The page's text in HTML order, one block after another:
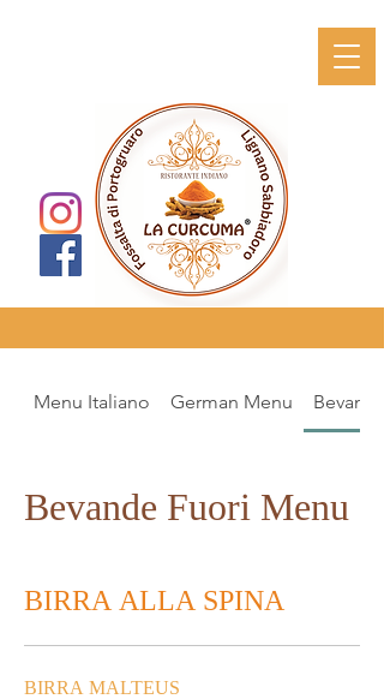
Menu Italiano German Menu
Bevande Fuori Menu
BIRRA ALLA SPINA
BIRRA MALTEUS